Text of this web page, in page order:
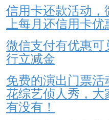
信用卡还款活动
上每月还信用卡优
微信支付有优惠
行立减金
免费的演出门票
花综艺侦人秀，
有没有！